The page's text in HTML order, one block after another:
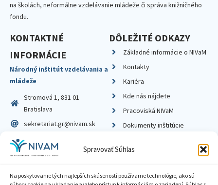
Spravovať Súhlas
Na poskytovanie tých najlepších skúseností používame technológie, ako sú
na školách, neformálne vzdelávanie mládeže či správa knižničného
fondu.
KONTAKTNÉ
INFORMÁCIE
Národný inštitút vzdelávania a
mládeže
Stromová 1, 831 01
Bratislava
sekretariat.gr@nivam.sk
IČO: 00164348
DIČ: 2020798714
DÔLEŽITÉ ODKAZY
Základné informácie o NIVaM
Kontakty
Kariéra
Kde nás nájdete
Pracoviská NIVaM
Dokumenty inštitúcie